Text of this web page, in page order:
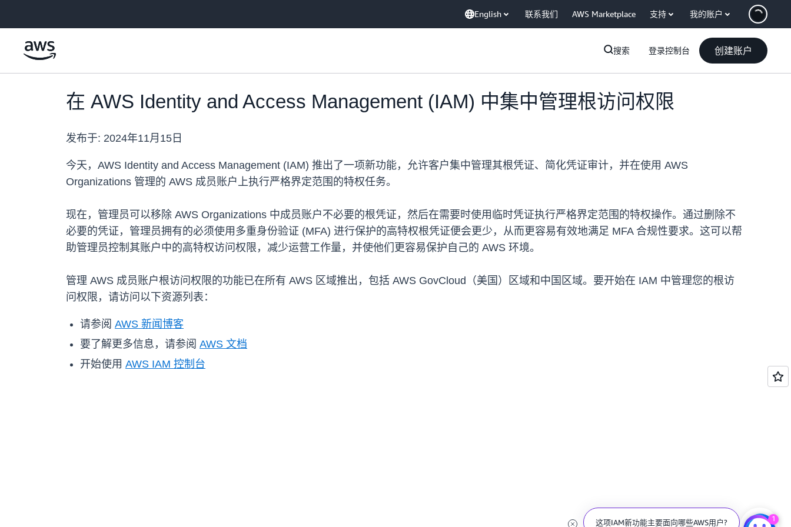
English 联系我们 AWS Marketplace 支持 我的账户
搜索 登录控制台 创建账户
在 AWS Identity and Access Management (IAM) 中集中管理根访问权限
发布于: 2024年11月15日
今天，AWS Identity and Access Management (IAM) 推出了一项新功能，允许客户集中管理其根凭证、简化凭证审计，并在使用 AWS
Organizations 管理的 AWS 成员账户上执行严格界定范围的特权任务。
现在，管理员可以移除 AWS Organizations 中成员账户不必要的根凭证，然后在需要时使用临时凭证执行严格界定范围的特权操作。通过删除不
必要的凭证，管理员拥有的必须使用多重身份验证 (MFA) 进行保护的高特权根凭证便会更少，从而更容易有效地满足 MFA 合规性要求。这可以帮
助管理员控制其账户中的高特权访问权限，减少运营工作量，并使他们更容易保护自己的 AWS 环境。
管理 AWS 成员账户根访问权限的功能已在所有 AWS 区域推出，包括 AWS GovCloud（美国）区域和中国区域。要开始在 IAM 中管理您的根访
问权限，请访问以下资源列表：
请参阅 AWS 新闻博客
要了解更多信息，请参阅 AWS 文档
开始使用 AWS IAM 控制台
这项IAM新功能主要面向哪些AWS用户? 1